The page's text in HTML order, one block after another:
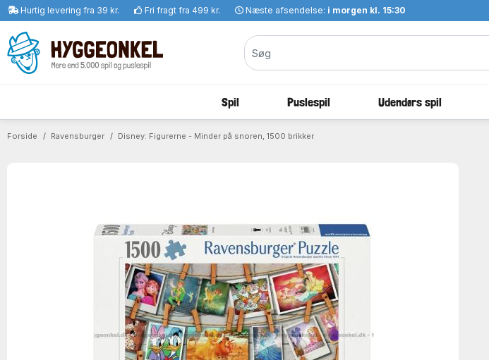
Hurtig levering fra 39 kr. Fri fragt fra 499 kr. Næste afsendelse: i morgen kl. 15:30
Spil Puslespil Udendørs spil
Forside Ravensburger Disney: Figurerne - Minder på snoren, 1500 brikker